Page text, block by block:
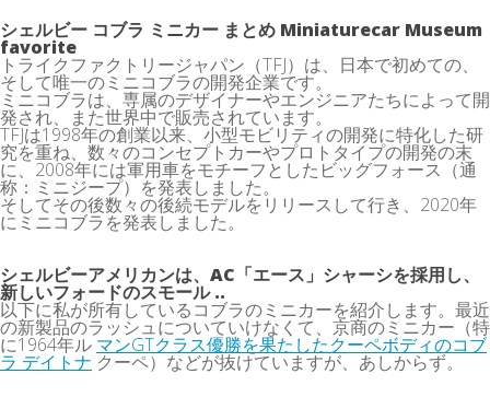
シェルビー コブラ ミニカー まとめ Miniaturecar Museum
favorite
トライクファクトリージャパン（TFJ）は、日本で初めての、
そして唯一のミニコブラの開発企業です。
ミニコブラは、専属のデザイナーやエンジニアたちによって開
発され、また世界中で販売されています。
TFJは1998年の創業以来、小型モビリティの開発に特化した研
究を重ね、数々のコンセプトカーやプロトタイプの開発の末
に、2008年には軍用車をモチーフとしたビッグフォース（通
称：ミニジープ）を発表しました。
そしてその後数々の後続モデルをリリースして行き、2020年
にミニコブラを発表しました。
シェルビーアメリカンは、AC「エース」シャーシを採用し、
新しいフォードのスモール ..
以下に私が所有しているコブラのミニカーを紹介します。最近
の新製品のラッシュについていけなくて、京商のミニカー（特
に1964年ル マンGTクラス優勝を果たしたクーペボディのコブ
ラ デイトナ クーペ）などが抜けていますが、あしからず。